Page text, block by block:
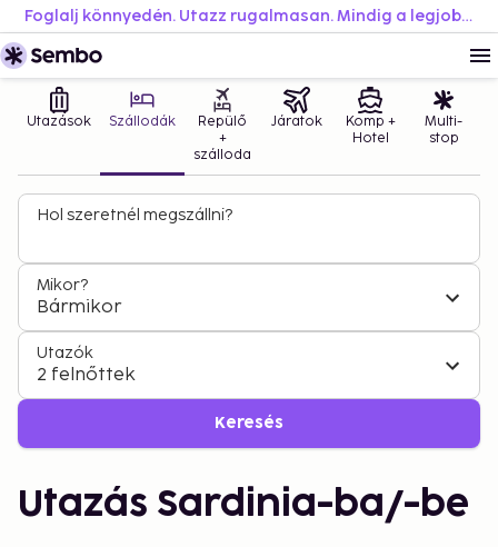
Foglalj könnyedén. Utazz rugalmasan. Mindig a legjobb áron.
Utazások Szállodák
Repülő
+
szálloda
Járatok
Komp +
Hotel
Multi-
stop
Hol szeretnél megszállni?
Mikor?
Bármikor
Utazók
2 felnőttek
Keresés
Utazás Sardinia-ba/-be